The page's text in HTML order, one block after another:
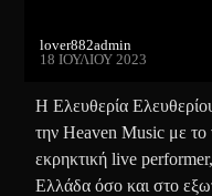
lover882admin
18 ΙΟΥΛΊΟΥ 2023
Η Ελευθερία
την Heaven Music με
εκρηκτική live
Ελλάδα όσο και στο